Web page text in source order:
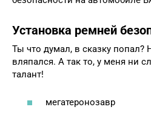
Установка ремней
Ты что думал, в сказку попал?
вляпался. А так то, у меня ни
талант!
мегатеронозавр